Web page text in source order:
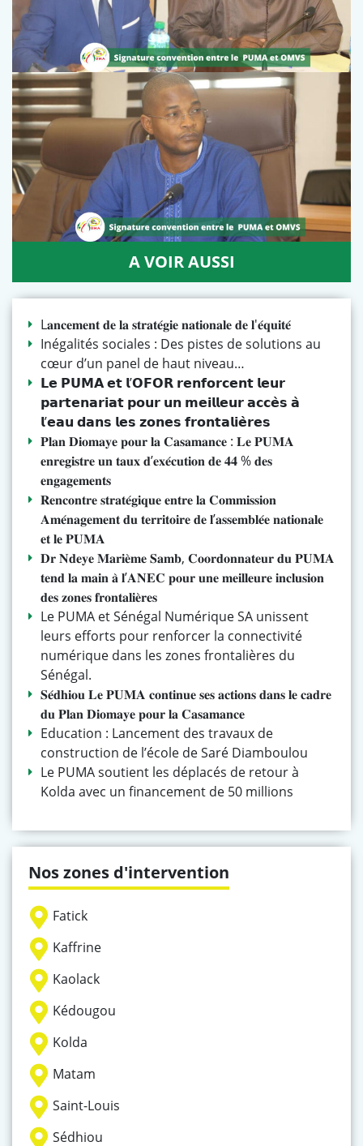
A VOIR AUSSI
L𝐚𝐧𝐜𝐞𝐦𝐞𝐧𝐭 𝐝𝐞 𝐥𝐚 𝐬𝐭𝐫𝐚𝐭𝐞́𝐠𝐢𝐞 𝐧𝐚𝐭𝐢𝐨𝐧𝐚𝐥𝐞 𝐝𝐞 𝐥'𝐞́𝐪𝐮𝐢𝐭𝐞́
Inégalités sociales : Des pistes de solutions au
cœur d’un panel de haut niveau…
𝗟𝗲 𝗣𝗨𝗠𝗔 𝗲𝘁 𝗹’𝗢𝗙𝗢𝗥 𝗿𝗲𝗻𝗳𝗼𝗿𝗰𝗲𝗻𝘁 𝗹𝗲𝘂𝗿
𝗽𝗮𝗿𝘁𝗲𝗻𝗮𝗿𝗶𝗮𝘁 𝗽𝗼𝘂𝗿 𝘂𝗻 𝗺𝗲𝗶𝗹𝗹𝗲𝘂𝗿 𝗮𝗰𝗰𝗲̀𝘀 𝗮̀
𝗹’𝗲𝗮𝘂 𝗱𝗮𝗻𝘀 𝗹𝗲𝘀 𝘇𝗼𝗻𝗲𝘀 𝗳𝗿𝗼𝗻𝘁𝗮𝗹𝗶𝗲̀𝗿𝗲𝘀
𝐏𝐥𝐚𝐧 𝐃𝐢𝐨𝐦𝐚𝐲𝐞 𝐩𝐨𝐮𝐫 𝐥𝐚 𝐂𝐚𝐬𝐚𝐦𝐚𝐧𝐜𝐞 : 𝐋𝐞 𝐏𝐔𝐌𝐀
𝐞𝐧𝐫𝐞𝐠𝐢𝐬𝐭𝐫𝐞 𝐮𝐧 𝐭𝐚𝐮𝐱 𝐝’𝐞𝐱𝐞́𝐜𝐮𝐭𝐢𝐨𝐧 𝐝𝐞 𝟒𝟒 % 𝐝𝐞𝐬
𝐞𝐧𝐠𝐚𝐠𝐞𝐦𝐞𝐧𝐭𝐬
𝐑𝐞𝐧𝐜𝐨𝐧𝐭𝐫𝐞 𝐬𝐭𝐫𝐚𝐭𝐞́𝐠𝐢𝐪𝐮𝐞 𝐞𝐧𝐭𝐫𝐞 𝐥𝐚 𝐂𝐨𝐦𝐦𝐢𝐬𝐬𝐢𝐨𝐧
𝐀𝐦𝐞́𝐧𝐚𝐠𝐞𝐦𝐞𝐧𝐭 𝐝𝐮 𝐭𝐞𝐫𝐫𝐢𝐭𝐨𝐢𝐫𝐞 𝐝𝐞 𝐥’𝐚𝐬𝐬𝐞𝐦𝐛𝐥𝐞́𝐞 𝐧𝐚𝐭𝐢𝐨𝐧𝐚𝐥𝐞
𝐞𝐭 𝐥𝐞 𝐏𝐔𝐌𝐀
𝐃𝐫 𝐍𝐝𝐞𝐲𝐞 𝐌𝐚𝐫𝐢𝐞̀𝐦𝐞 𝐒𝐚𝐦𝐛, 𝐂𝐨𝐨𝐫𝐝𝐨𝐧𝐧𝐚𝐭𝐞𝐮𝐫 𝐝𝐮 𝐏𝐔𝐌𝐀
𝐭𝐞𝐧𝐝 𝐥𝐚 𝐦𝐚𝐢𝐧 𝐚̀ 𝐥’𝐀𝐍𝐄𝐂 𝐩𝐨𝐮𝐫 𝐮𝐧𝐞 𝐦𝐞𝐢𝐥𝐥𝐞𝐮𝐫𝐞 𝐢𝐧𝐜𝐥𝐮𝐬𝐢𝐨𝐧
𝐝𝐞𝐬 𝐳𝐨𝐧𝐞𝐬 𝐟𝐫𝐨𝐧𝐭𝐚𝐥𝐢𝐞̀𝐫𝐞𝐬
Le PUMA et Sénégal Numérique SA unissent
leurs efforts pour renforcer la connectivité
numérique dans les zones frontalières du
Sénégal.
𝐒𝐞́𝐝𝐡𝐢𝐨𝐮 𝐋𝐞 𝐏𝐔𝐌𝐀 𝐜𝐨𝐧𝐭𝐢𝐧𝐮𝐞 𝐬𝐞𝐬 𝐚𝐜𝐭𝐢𝐨𝐧𝐬 𝐝𝐚𝐧𝐬 𝐥𝐞 𝐜𝐚𝐝𝐫𝐞
𝐝𝐮 𝐏𝐥𝐚𝐧 𝐃𝐢𝐨𝐦𝐚𝐲𝐞 𝐩𝐨𝐮𝐫 𝐥𝐚 𝐂𝐚𝐬𝐚𝐦𝐚𝐧𝐜𝐞
Education : Lancement des travaux de
construction de l’école de Saré Diamboulou
Le PUMA soutient les déplacés de retour à
Kolda avec un financement de 50 millions
Nos zones d'intervention
Fatick
Kaffrine
Kaolack
Kédougou
Kolda
Matam
Saint-Louis
Sédhiou